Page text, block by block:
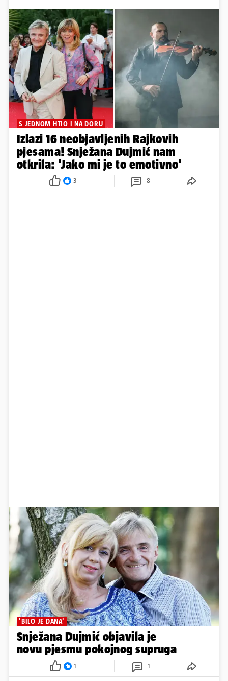
S JEDNOM HTIO I NA DORU
Izlazi 16 neobjavljenih Rajkovih
pjesama! Snježana Dujmić nam
otkrila: 'Jako mi je to emotivno'
3 8
'BILO JE DANA'
Snježana Dujmić objavila je
novu pjesmu pokojnog supruga
1 1